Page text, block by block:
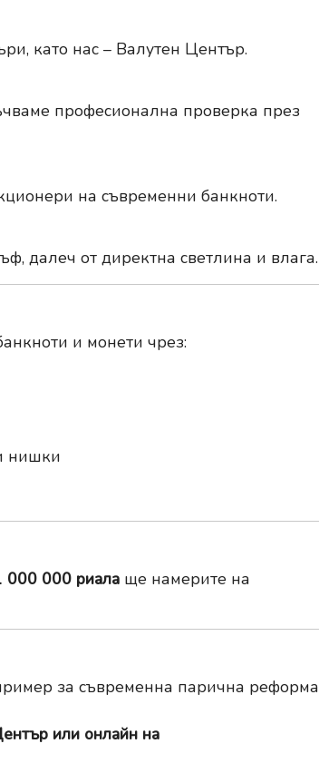
като нас – Валутен Център.
професионална проверка през
на съвременни банкноти.
далеч от директна светлина и влага.
и монети чрез:
нишки
000 000 риала ще намерите на
за съвременна парична реформа
или онлайн на